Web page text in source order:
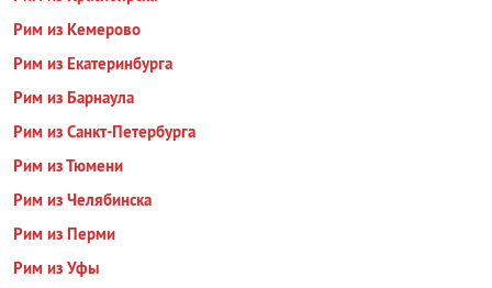
Рим из Кемерово
Рим из Екатеринбурга
Рим из Барнаула
Рим из Санкт-Петербурга
Рим из Тюмени
Рим из Челябинска
Рим из Перми
Рим из Уфы